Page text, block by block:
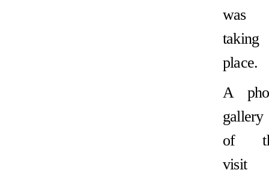
was
taking
place.
A
gallery
of
visit